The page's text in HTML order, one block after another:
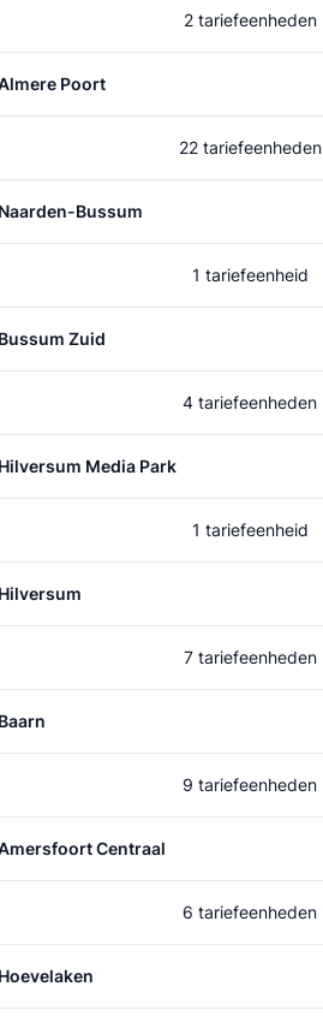
2 tariefeenheden
Poort
22 tariefeenheden
Naarden-Bussum
1 tariefeenheid
Bussum Zuid
4 tariefeenheden
Hilversum Media Park
1 tariefeenheid
Hilversum
7 tariefeenheden
Baarn
9 tariefeenheden
Centraal
6 tariefeenheden
Hoevelaken